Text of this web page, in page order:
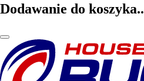
Dodawanie do